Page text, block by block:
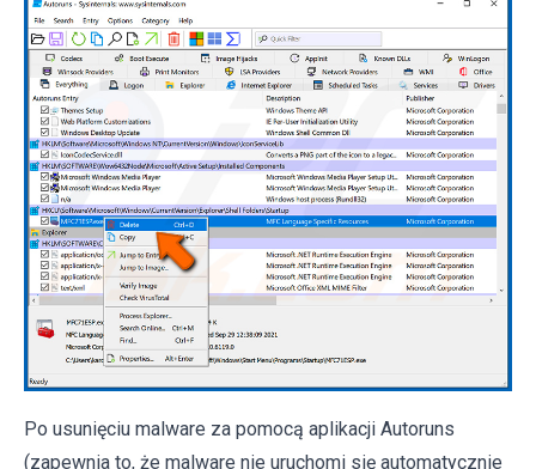
Po usunięciu malware za pomocą aplikacji Autoruns
(zapewnia to, że malware nie uruchomi się automatycznie